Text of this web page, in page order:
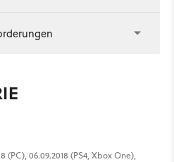
(PC), 06.09.2018 (PS4, Xbox One),